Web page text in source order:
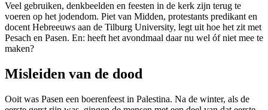
Veel gebruiken, denkbeelden en feesten in de kerk zijn terug te
voeren op het jodendom. Piet van Midden, protestants predikant en
docent Hebreeuws aan de Tilburg University, legt uit hoe het zit met
Pesach en Pasen. En: heeft het avondmaal daar nu wel óf niet mee te
maken?
Misleiden van de dood
Ooit was Pasen een boerenfeest in Palestina. Na de winter, als de